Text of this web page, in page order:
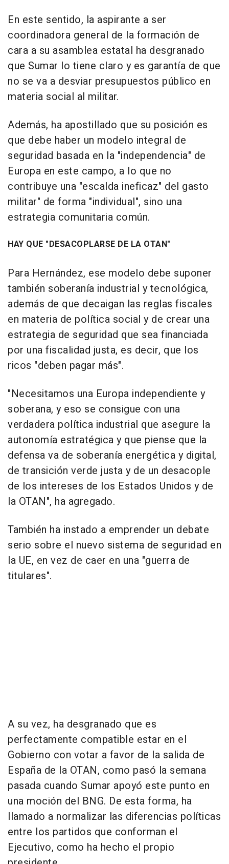
En este sentido, la aspirante a ser
coordinadora general de la formación de
cara a su asamblea estatal ha desgranado
que Sumar lo tiene claro y es garantía de que
no se va a desviar presupuestos público en
materia social al militar.
Además, ha apostillado que su posición es
que debe haber un modelo integral de
seguridad basada en la "independencia" de
Europa en este campo, a lo que no
contribuye una "escalda ineficaz" del gasto
militar" de forma "individual", sino una
estrategia comunitaria común.
HAY QUE "DESACOPLARSE DE LA OTAN"
Para Hernández, ese modelo debe suponer
también soberanía industrial y tecnológica,
además de que decaigan las reglas fiscales
en materia de política social y de crear una
estrategia de seguridad que sea financiada
por una fiscalidad justa, es decir, que los
ricos "deben pagar más".
"Necesitamos una Europa independiente y
soberana, y eso se consigue con una
verdadera política industrial que asegure la
autonomía estratégica y que piense que la
defensa va de soberanía energética y digital,
de transición verde justa y de un desacople
de los intereses de los Estados Unidos y de
la OTAN", ha agregado.
También ha instado a emprender un debate
serio sobre el nuevo sistema de seguridad en
la UE, en vez de caer en una "guerra de
titulares".
A su vez, ha desgranado que es
perfectamente compatible estar en el
Gobierno con votar a favor de la salida de
España de la OTAN, como pasó la semana
pasada cuando Sumar apoyó este punto en
una moción del BNG. De esta forma, ha
llamado a normalizar las diferencias políticas
entre los partidos que conforman el
Ejecutivo, como ha hecho el propio